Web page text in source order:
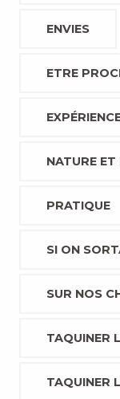
ENVIES
ETRE
NATURE
PRATIQUE
SI ON
SUR NOS
TAQUINER
TAQUINER